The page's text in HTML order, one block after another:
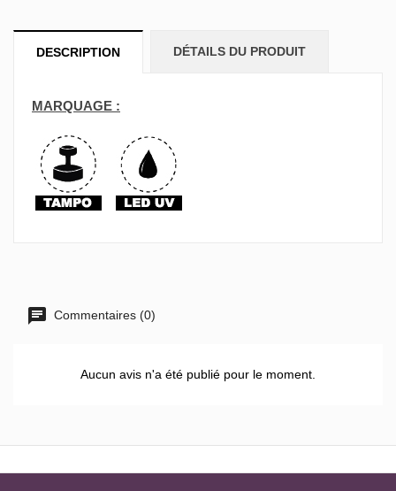
DESCRIPTION DÉTAILS DU PRODUIT
MARQUAGE :
Commentaires (0)
Aucun avis n'a été publié pour le moment.